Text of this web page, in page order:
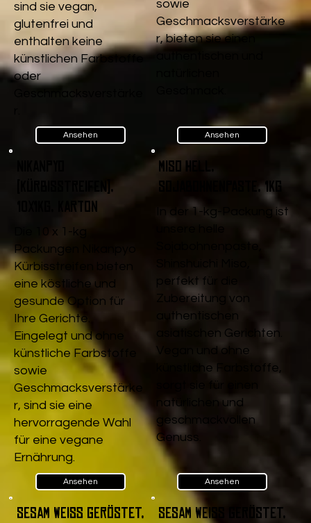
sind sie vegan,
glutenfrei und
enthalten keine
künstlichen Farbstoffe
oder
Ansehen
sowie
Geschmacksverstärke
r, bieten sie einen
Ansehen
(Kürbisstreifen),
10x1kg, Karton
Die 10 x 1-kg
Packungen Nikanpyo
Kürbisstreifen bieten
eine köstliche und
gesunde Option für
Ihre Gerichte.
Eingelegt und ohne
künstliche Farbstoffe
sowie
Geschmacksverstärke
r, sind sie eine
hervorragende Wahl
für eine vegane
Ernährung.
Ansehen
Miso Hell,
Sojabohnenpaste, 1kg
In der 1-kg-Packung ist
perfekt für die
Zubereitung von
authentischen
asiatischen Gerichten.
Vegan und ohne
künstliche Farbstoffe,
sorgt sie für einen
natürlichen und
geschmackvollen
Genuss.
Ansehen
Sesam weiß geröstet,
Sesam weiß geröstet,